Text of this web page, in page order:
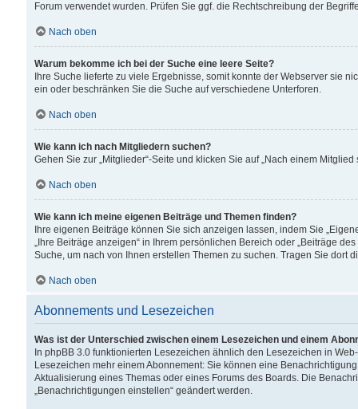
Forum verwendet wurden. Prüfen Sie ggf. die Rechtschreibung der
Nach oben
Warum bekomme ich bei der Suche eine leere Seite?
Ihre Suche lieferte zu viele Ergebnisse, somit konnte der Webserver sie
ein oder beschränken Sie die Suche auf verschiedene Unterforen.
Nach oben
Wie kann ich nach Mitgliedern suchen?
Gehen Sie zur „Mitglieder“-Seite und klicken Sie auf „Nach einem Mitglied
Nach oben
Wie kann ich meine eigenen Beiträge und Themen finden?
Ihre eigenen Beiträge können Sie sich anzeigen lassen, indem Sie
„Ihre Beiträge anzeigen“ in Ihrem persönlichen Bereich oder „Beiträge
Suche, um nach von Ihnen erstellen Themen zu suchen. Tragen Sie dort
Nach oben
Abonnements und Lesezeichen
Was ist der Unterschied zwischen einem Lesezeichen und einem
In phpBB 3.0 funktionierten Lesezeichen ähnlich den Lesezeichen in
Lesezeichen mehr einem Abonnement: Sie können eine
Aktualisierung eines Themas oder eines Forums des Boards. Die
„Benachrichtigungen einstellen“ geändert werden.